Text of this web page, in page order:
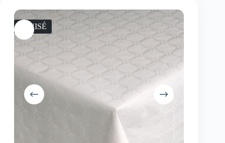
ÉPUISÉ